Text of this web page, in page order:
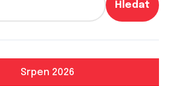
Hledat
Srpen 2026